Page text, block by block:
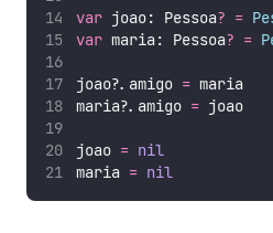
var joao: Pessoa? =
var maria: Pessoa? =
joao?.amigo = maria
maria?.amigo = joao
joao = nil
maria = nil